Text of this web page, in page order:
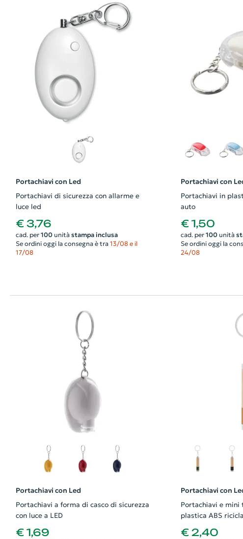
Portachiavi con Led
Portachiavi di sicurezza con allarme e
luce led
€ 3,76
cad. per 100unità stampa inclusa
Se ordini oggi la consegna è tra 13/08 e il
17/08
Portachiavi con
Portachiavi in
auto
€ 1,50
cad. per 100unità
Se ordini oggi la
24/08
Portachiavi con Led
Portachiavi a forma di casco di sicurezza
con luce a LED
€ 1,69
Portachiavi con
Portachiavi e mini
plastica ABS
€ 2,40